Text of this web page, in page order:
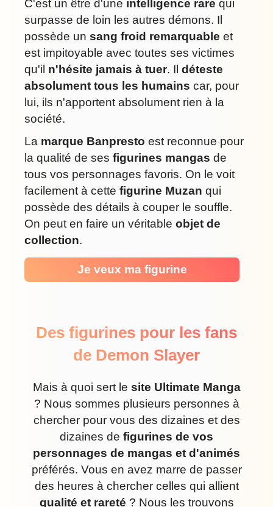
C'est un être d'une intelligence rare qui
surpasse de loin les autres démons. Il
possède un sang froid remarquable et
est impitoyable avec toutes ses victimes
qu'il n'hésite jamais à tuer. Il déteste
absolument tous les humains car, pour
lui, ils n'apportent absolument rien à la
société.
La marque Banpresto est reconnue pour
la qualité de ses figurines mangas de
tous vos personnages favoris. On le voit
facilement à cette figurine Muzan qui
possède des détails à couper le souffle.
On peut en faire un véritable objet de
collection.
Je veux ma figurine
Des figurines pour les fans
de Demon Slayer
Mais à quoi sert le site Ultimate Manga
? Nous sommes plusieurs personnes à
chercher pour vous des dizaines et des
dizaines de figurines de vos
personnages de mangas et d'animés
préférés. Vous en avez marre de passer
des heures à chercher celles qui allient
qualité et rareté ? Nous les trouvons